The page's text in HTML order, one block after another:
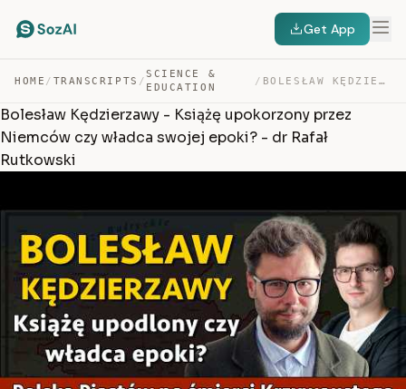
Get App
HOME / TRANSCRIPTS /
SCIENCE &
EDUCATION
/ BOLESŁAW KĘDZIERZAWY – KSIĄŻĘ UPOKORZONY PRZEZ NIEMCÓW … — TRANSCRIPT
Bolesław Kędzierzawy - Książę upokorzony przez
Niemców czy władca swojej epoki? - dr Rafał
Rutkowski